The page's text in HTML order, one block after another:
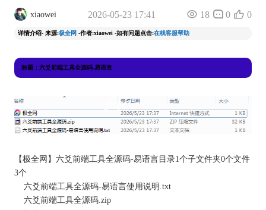
xiaowei 2026-05-23 17:41 18 0 0
详情介绍- 来源:极全网 -作者:xiaowei -如有问题点击:在线客服帮助
标题：六爻前端工具全源码-易语言
【极全网 】六爻前端工具全源码-易语言目录1个子文件夹0个文件
3个
六爻前端工具全源码-易语言使用说明.txt
六爻前端工具全源码.zip